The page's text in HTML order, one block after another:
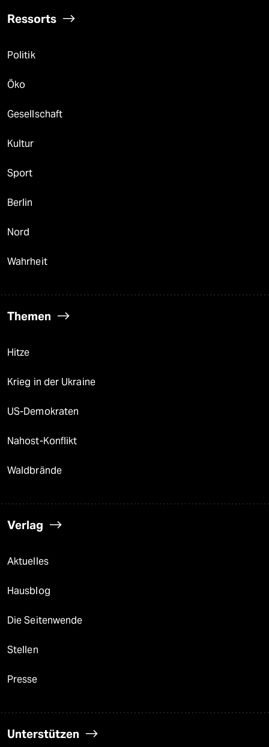
Ressorts
Politik
Öko
Gesellschaft
Kultur
Sport
Berlin
Nord
Wahrheit
Themen
Hitze
Krieg in der Ukraine
US-Demokraten
Nahost-Konflikt
Waldbrände
Verlag
Aktuelles
Hausblog
Die Seitenwende
Stellen
Presse
Unterstützen